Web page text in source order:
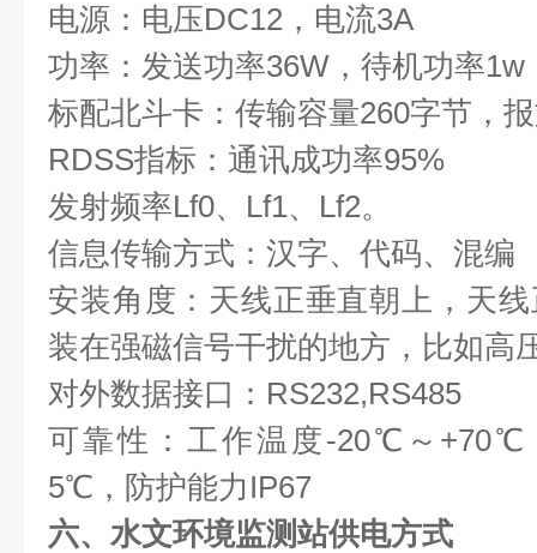
电源：电压DC12，电流3A
功率：发送功率36W，待机功率1w
标配北斗卡：传输容量260字节，
RDSS指标：通讯成功率95%
发射频率Lf0、Lf1、Lf2。
信息传输方式：汉字、代码、混编
安装角度：天线正垂直朝上，天
装在强磁信号干扰的地方，比如高
对外数据接口：RS232,RS485
可靠性：工作温度-20℃～
5℃，防护能力IP67
六、水文环境监测站供电方式